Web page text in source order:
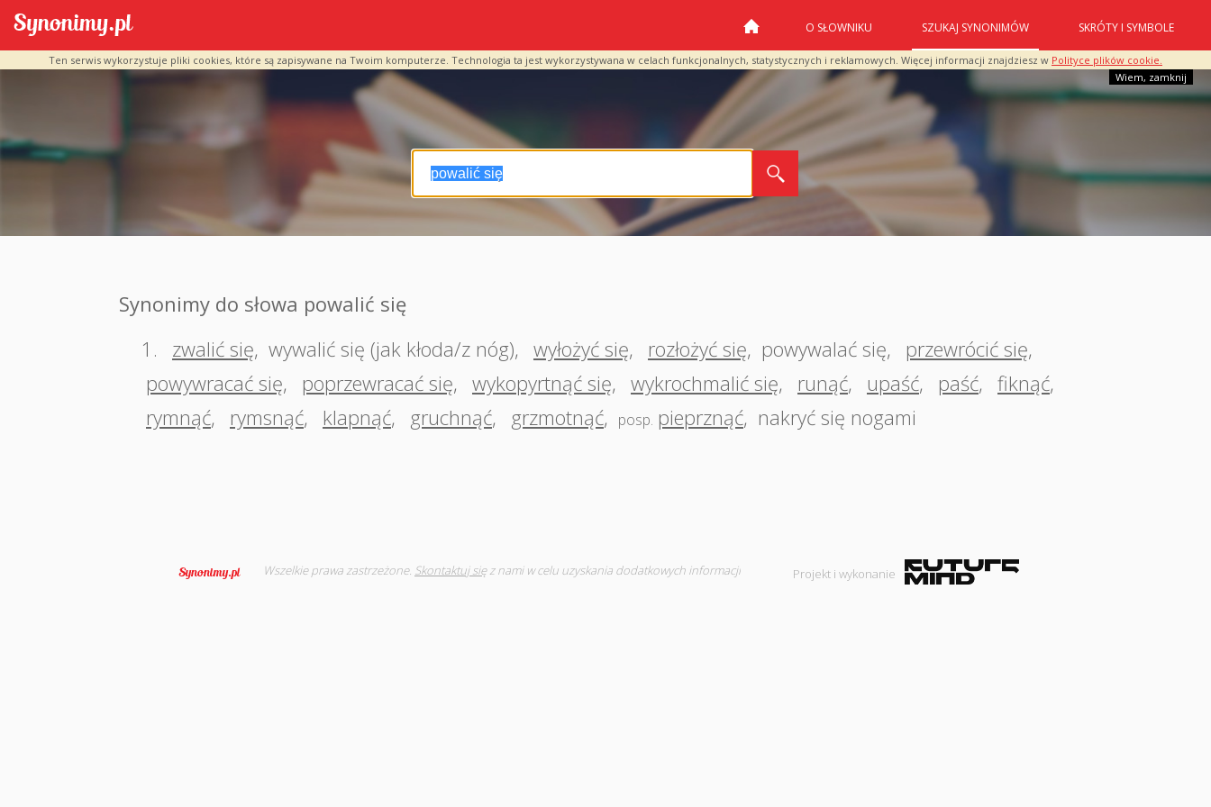
Ten serwis wykorzystuje pliki cookies, które są zapisywane na Twoim komputerze. Technologia ta jest wykorzystywana w celach funkcjonalnych, statystycznych i reklamowych. Więcej informacji znajdziesz w Polityce plików cookie.
Wiem, zamknij
O SŁOWNIKU SZUKAJ SYNONIMÓW SKRÓTY I SYMBOLE
Synonimy do słowa powalić się
1.
zwalić się, wywalić się (jak kłoda/z nóg), wyłożyć się, rozłożyć się, powywalać się, przewrócić się,
powywracać się, poprzewracać się, wykopyrtnąć się, wykrochmalić się, runąć, upaść, paść, fiknąć,
rymnąć, rymsnąć, klapnąć, gruchnąć, grzmotnąć, posp. pieprznąć, nakryć się nogami
Wszelkie prawa zastrzeżone. Skontaktuj sięz nami w celu uzyskania dodatkowych informacji Projekt i wykonanie